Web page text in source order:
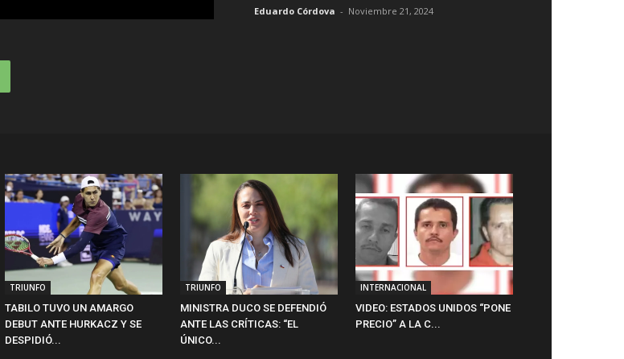
Eduardo Córdova - Noviembre 21, 2024
TRIUNFO
TABILO TUVO UN AMARGO
DEBUT ANTE HURKACZ Y SE
DESPIDIÓ...
TRIUNFO
MINISTRA DUCO SE DEFENDIÓ
ANTE LAS CRÍTICAS: “EL
ÚNICO...
INTERNACIONAL
VIDEO: ESTADOS UNIDOS “PONE
PRECIO” A LA C...